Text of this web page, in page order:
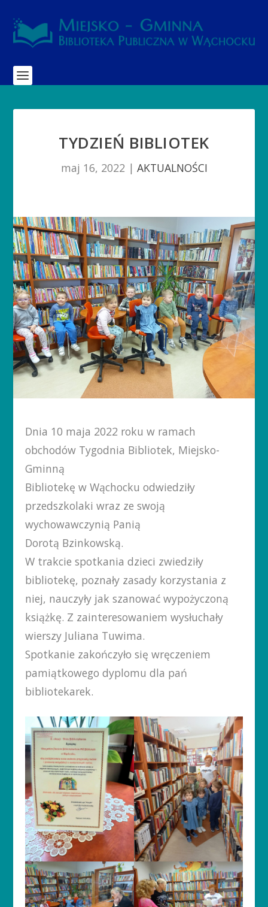
TYDZIEŃ BIBLIOTEK
maj 16, 2022 | AKTUALNOŚCI
Dnia 10 maja 2022 roku w ramach
obchodów Tygodnia Bibliotek, Miejsko-
Gminną
Bibliotekę w Wąchocku odwiedziły
przedszkolaki wraz ze swoją
wychowawczynią Panią
Dorotą Bzinkowską.
W trakcie spotkania dzieci zwiedziły
bibliotekę, poznały zasady korzystania z
niej, nauczyły jak szanować wypożyczoną
książkę. Z zainteresowaniem wysłuchały
wierszy Juliana Tuwima.
Spotkanie zakończyło się wręczeniem
pamiątkowego dyplomu dla pań
bibliotekarek.